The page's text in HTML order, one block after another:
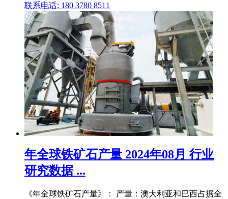
联系电话: 180 3780 8511
年全球铁矿石产量 2024年08月 行业
研究数据 ...
《年全球铁矿石产量》： 产量：澳大利亚和巴西占据全